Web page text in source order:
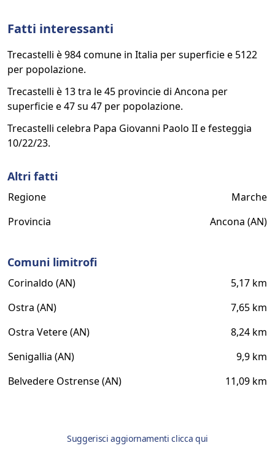
Fatti interessanti
Trecastelli è 984 comune in Italia per superficie e 5122
per popolazione.
Trecastelli è 13 tra le 45 provincie di Ancona per
superficie e 47 su 47 per popolazione.
Trecastelli celebra Papa Giovanni Paolo II e festeggia
10/22/23.
Altri fatti
Regione
Marche
Provincia
Ancona (AN)
Comuni limitrofi
Corinaldo (AN)
5,17 km
Ostra (AN)
7,65 km
Ostra Vetere (AN)
8,24 km
Senigallia (AN)
9,9 km
Belvedere Ostrense (AN)
11,09 km
Suggerisci aggiornamenti clicca qui